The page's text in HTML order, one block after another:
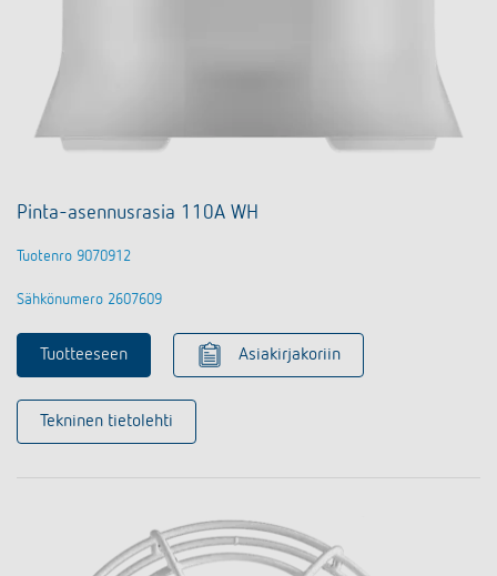
Pinta-asennusrasia 110A WH
Tuotenro 9070912
Sähkönumero 2607609
Tuotteeseen Asiakirjakoriin
Tekninen tietolehti